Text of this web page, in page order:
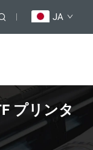
JA
プリンタ